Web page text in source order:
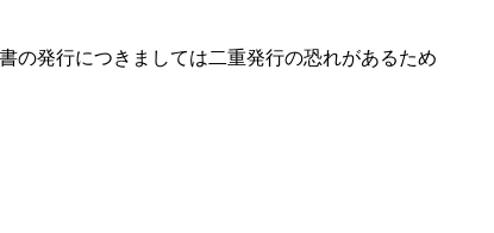
の発行につきましては二重発行の恐れがあるため